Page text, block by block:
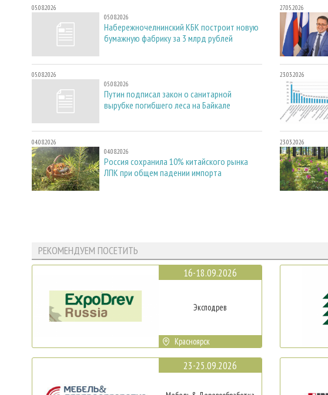
05.08.2026
05.08.2026
Набережночелнинский КБК построит новую
бумажную фабрику за 3 млрд рублей
05.08.2026
05.08.2026
Путин подписал закон о санитарной
вырубке погибшего леса на Байкале
04.08.2026
04.08.2026
Россия сохранила 10% китайского рынка
ЛПК при общем падении импорта
27.05.2026
23.03.2026
23.03.2026
РЕКОМЕНДУЕМ ПОСЕТИТЬ
16-18.09.2026
Эксподрев
Красноярск
23-25.09.2026